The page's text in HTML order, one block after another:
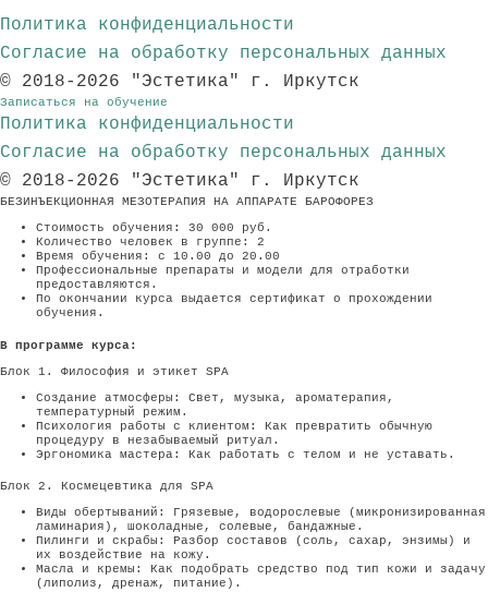
Политика конфиденциальности
Согласие на обработку персональных данных
© 2018-2026 "Эстетика" г. Иркутск
Записаться на обучение
Политика конфиденциальности
Согласие на обработку персональных данных
© 2018-2026 "Эстетика" г. Иркутск
БЕЗИНЪЕКЦИОННАЯ МЕЗОТЕРАПИЯ НА АППАРАТЕ БАРОФОРЕЗ
Стоимость обучения: 30 000 руб.
Количество человек в группе: 2
Время обучения: с 10.00 до 20.00
Профессиональные препараты и модели для отработки
предоставляются.
По окончании курса выдается сертификат о прохождении
обучения.
В программе курса:
Блок 1. Философия и этикет SPA
Создание атмосферы: Свет, музыка, ароматерапия,
температурный режим.
Психология работы с клиентом: Как превратить обычную
процедуру в незабываемый ритуал.
Эргономика мастера: Как работать с телом и не уставать.
Блок 2. Космецевтика для SPA
Виды обертываний: Грязевые, водорослевые (микронизированная
ламинария), шоколадные, солевые, бандажные.
Пилинги и скрабы: Разбор составов (соль, сахар, энзимы) и
их воздействие на кожу.
Масла и кремы: Как подобрать средство под тип кожи и задачу
(липолиз, дренаж, питание).